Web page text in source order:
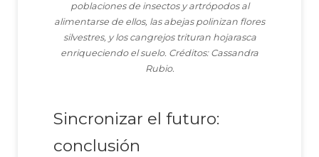
poblaciones de insectos y artrópodos al
alimentarse de ellos, las abejas polinizan flores
silvestres, y los cangrejos trituran hojarasca
enriqueciendo el suelo. Créditos: Cassandra
Rubio.
Sincronizar el futuro:
conclusión